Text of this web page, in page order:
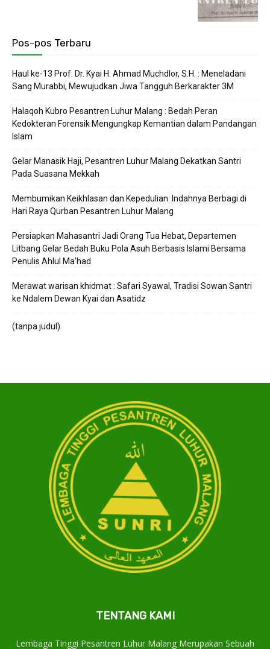
Pos-pos Terbaru
Haul ke-13 Prof. Dr. Kyai H. Ahmad Muchdlor, S.H. : Meneladani
Sang Murabbi, Mewujudkan Jiwa Tangguh Berkarakter 3M
Halaqoh Kubro Pesantren Luhur Malang : Bedah Peran
Kedokteran Forensik Mengungkap Kemantian dalam Pandangan
Islam
Gelar Manasik Haji, Pesantren Luhur Malang Dekatkan Santri
Pada Suasana Mekkah
Membumikan Keikhlasan dan Kepedulian: Indahnya Berbagi di
Hari Raya Qurban Pesantren Luhur Malang
Persiapkan Mahasantri Jadi Orang Tua Hebat, Departemen
Litbang Gelar Bedah Buku Pola Asuh Berbasis Islami Bersama
Penulis Ahlul Ma’had
Merawat warisan khidmat : Safari Syawal, Tradisi Sowan Santri
ke Ndalem Dewan Kyai dan Asatidz
(tanpa judul)
TENTANG KAMI
Lembaga Tinggi Pesantren Luhur Malang Merupakan Sebuah